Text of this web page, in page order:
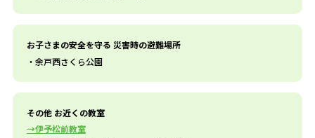
お子さまの安全を守る 災害時の避難場所
余戸西さくら公園
その他 お近くの教室
伊予松前教室